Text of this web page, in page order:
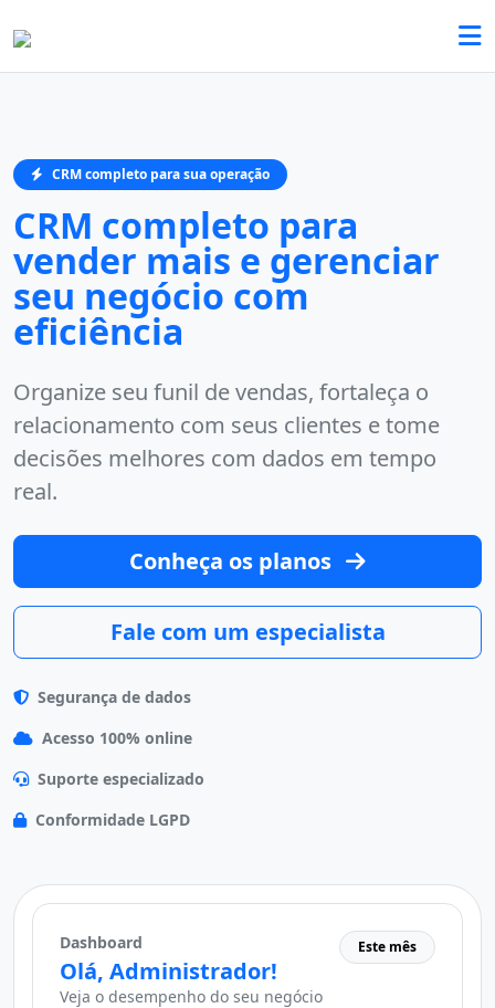
CRM completo para sua operação
CRM completo para
vender mais e gerenciar
seu negócio com
eficiência
Organize seu funil de vendas, fortaleça o
relacionamento com seus clientes e tome
decisões melhores com dados em tempo
real.
Conheça os planos
Fale com um especialista
Segurança de dados
Acesso 100% online
Suporte especializado
Conformidade LGPD
Dashboard
Olá, Administrador!
Veja o desempenho do seu negócio
Este mês